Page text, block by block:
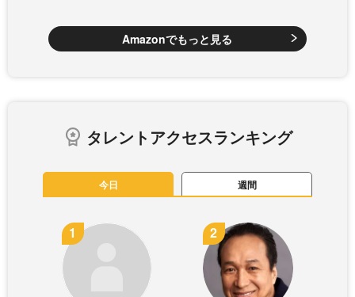
Amazonでもっと見る
タレントアクセスランキング
今日 週間